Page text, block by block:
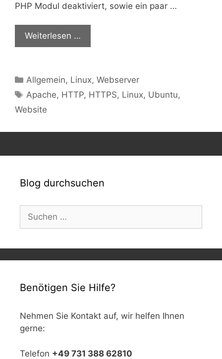
PHP Modul deaktiviert, sowie ein paar …
Weiterlesen …
Kategorien
Allgemein, Linux,Webserver
Schlagwörter
Apache, HTTP, HTTPS, Linux, Ubuntu,
Website
Blog durchsuchen
Suchen
nach:
Benötigen Sie Hilfe?
Nehmen Sie Kontakt auf, wir helfen Ihnen
gerne:
Telefon +49 731 388 62810